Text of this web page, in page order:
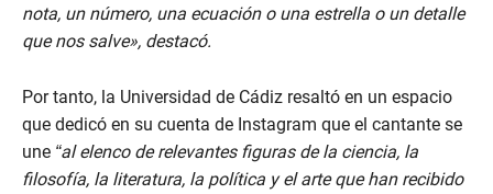
nota, un número, una ecuación o una estrella o un detalle
que nos salve», destacó.
Por tanto, la Universidad de Cádiz resaltó en un espacio
que dedicó en su cuenta de Instagram que el cantante se
une “al elenco de relevantes figuras de la ciencia, la
filosofía, la literatura, la política y el arte que han recibido